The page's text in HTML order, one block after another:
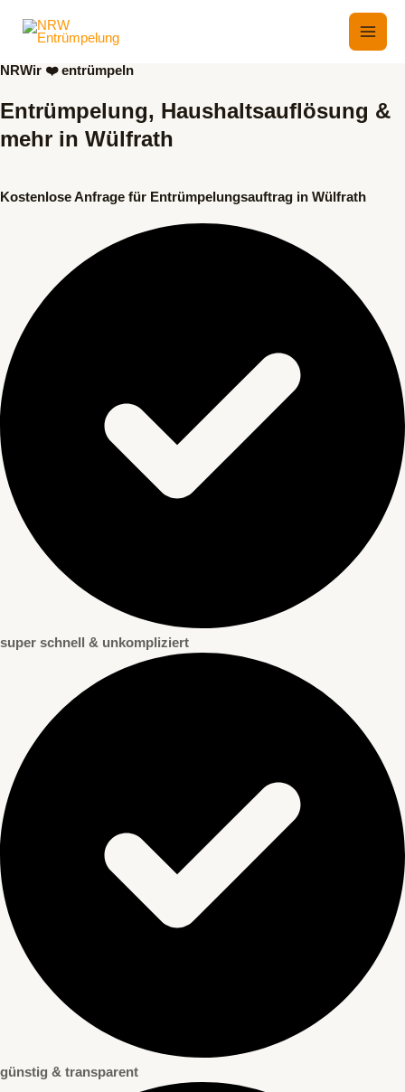
Inhalt
springen
Main
NRWir ❤️ entrümpeln
Entrümpelung, Haushaltsauflösung &
mehr in Wülfrath
Kostenlose Anfrage für Entrümpelungsauftrag in Wülfrath
super schnell & unkompliziert
günstig & transparent